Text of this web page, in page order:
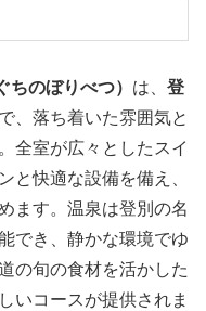
のぼりべつ） は、 登
で、落ち着いた雰囲気と
全室が広々としたスイ
と快適な設備を備え、
ます。温泉は登別の名
でき、静かな環境でゆ
の旬の食材を活かした
いコースが提供されま